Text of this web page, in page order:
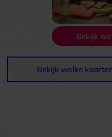
Bekijk
Bekijk welke